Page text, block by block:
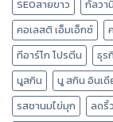
SEOสายขาว
กัลวา
คอเลสติ เอ็มเอ็กซ์
ทีอาร์โก โปรตีน
ธุร
นูสกิน
นู สกิน อินเดี
รสชานมไข่มุก
ลดริ้